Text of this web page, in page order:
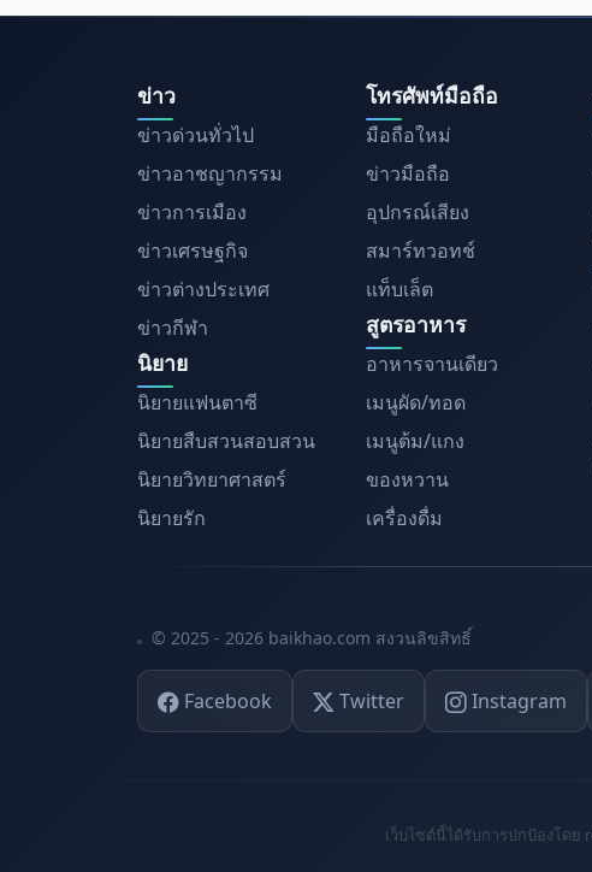
ข่าว
ข่าวด่วนทั่วไป
ข่าวอาชญากรรม
ข่าวการเมือง
ข่าวเศรษฐกิจ
ข่าวต่างประเทศ
ข่าวกีฬา
นิยาย
นิยายแฟนตาซี
นิยายสืบสวนสอบสวน
นิยายวิทยาศาสตร์
นิยายรัก
โทรศัพท์มือถือ
มือถือใหม่
ข่าวมือถือ
อุปกรณ์เสียง
สมาร์ทวอทช์
แท็บเล็ต
สูตรอาหาร
อาหารจานเดียว
เมนูผัด/ทอด
เมนูต้ม/แกง
ของหวาน
เครื่องดื่ม
© 2025 - 2026 baikhao.com สงวนลิขสิทธิ์
Facebook Twitter Instagram
เว็บไซต์นี้ได้รับการปกป้องโดย